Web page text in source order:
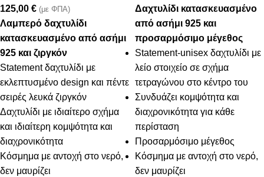
125,00 € (με ΦΠΑ)
Λαμπερό δαχτυλίδι
κατασκευασμένο από ασήμι
925 και ζιργκόν
Statement δαχτυλίδι με
εκλεπτυσμένο design και πέντε
σειρές λευκά ζιργκόν
Δαχτυλίδι με ιδιαίτερο σχήμα
και ιδιαίτερη κομψότητα και
διαχρονικότητα
Κόσμημα με αντοχή στο νερό,
δεν μαυρίζει
Δαχτυλίδι κατασκευασμένο
από ασήμι 925 και
προσαρμόσιμο μέγεθος
Statement-unisex δαχτυλίδι με
λείο στοιχείο σε σχήμα
τετραγώνου στο κέντρο του
Συνδυάζει κομψότητα και
διαχρονικότητα για κάθε
περίσταση
Προσαρμόσιμο μέγεθος
Κόσμημα με αντοχή στο νερό,
δεν μαυρίζει